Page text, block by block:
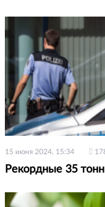
15 июня 2024, 15:34
Рекордные 35